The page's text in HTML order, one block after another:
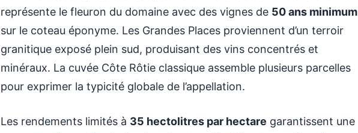
représente le fleuron du domaine avec des vignes de 50 ans minimum
sur le coteau éponyme. Les Grandes Places proviennent d’un terroir
granitique exposé plein sud, produisant des vins concentrés et
minéraux. La cuvée Côte Rôtie classique assemble plusieurs parcelles
pour exprimer la typicité globale de l’appellation.
Les rendements limités à 35 hectolitres par hectare garantissent une